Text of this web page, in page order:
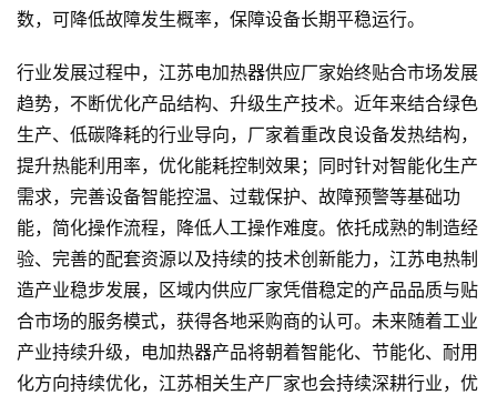
数，可降低故障发生概率，保障设备长期平稳运行。
行业发展过程中，江苏电加热器供应厂家始终贴合市场发展
趋势，不断优化产品结构、升级生产技术。近年来结合绿色
生产、低碳降耗的行业导向，厂家着重改良设备发热结构，
提升热能利用率，优化能耗控制效果；同时针对智能化生产
需求，完善设备智能控温、过载保护、故障预警等基础功
能，简化操作流程，降低人工操作难度。依托成熟的制造经
验、完善的配套资源以及持续的技术创新能力，江苏电热制
造产业稳步发展，区域内供应厂家凭借稳定的产品品质与贴
合市场的服务模式，获得各地采购商的认可。未来随着工业
产业持续升级，电加热器产品将朝着智能化、节能化、耐用
化方向持续优化，江苏相关生产厂家也会持续深耕行业，优